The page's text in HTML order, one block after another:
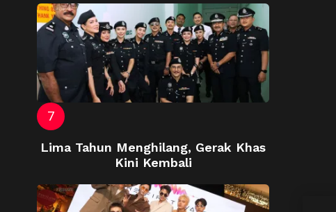
Lima Tahun Menghilang, Gerak Khas
Kini Kembali